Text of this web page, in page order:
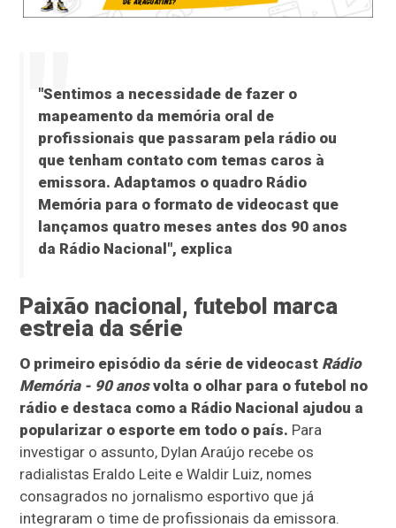
"Sentimos a necessidade de fazer o
mapeamento da memória oral de
profissionais que passaram pela rádio ou
que tenham contato com temas caros à
emissora. Adaptamos o quadro Rádio
Memória para o formato de videocast que
lançamos quatro meses antes dos 90 anos
da Rádio Nacional", explica
Paixão nacional, futebol marca
estreia da série
O primeiro episódio da série de videocast Rádio
Memória - 90 anosvolta o olhar para o futebol no
rádio e destaca como a Rádio Nacional ajudou a
popularizar o esporte em todo o país. Para
investigar o assunto, Dylan Araújo recebe os
radialistas Eraldo Leite e Waldir Luiz, nomes
consagrados no jornalismo esportivo que já
integraram o time de profissionais da emissora.